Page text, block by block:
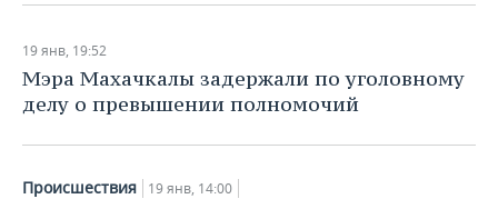
19 янв, 19:52
Мэра Махачкалы задержали по уголовному
делу о превышении полномочий
Происшествия 19 янв, 14:00